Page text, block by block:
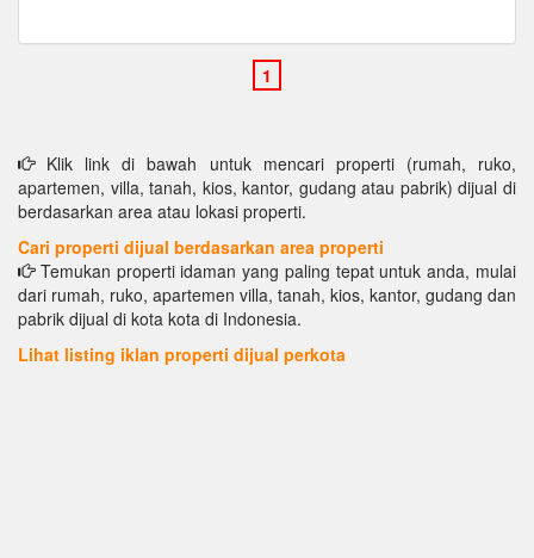
Klik link di bawah untuk mencari properti (rumah, ruko,
apartemen, villa, tanah, kios, kantor, gudang atau pabrik) dijual di
berdasarkan area atau lokasi properti.
Cari properti dijual berdasarkan area properti
Temukan properti idaman yang paling tepat untuk anda, mulai
dari rumah, ruko, apartemen villa, tanah, kios, kantor, gudang dan
pabrik dijual di kota kota di Indonesia.
Lihat listing iklan properti dijual perkota